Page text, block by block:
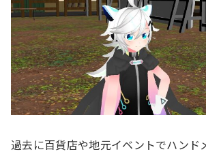
過去に百貨店や地元イベントでハンド